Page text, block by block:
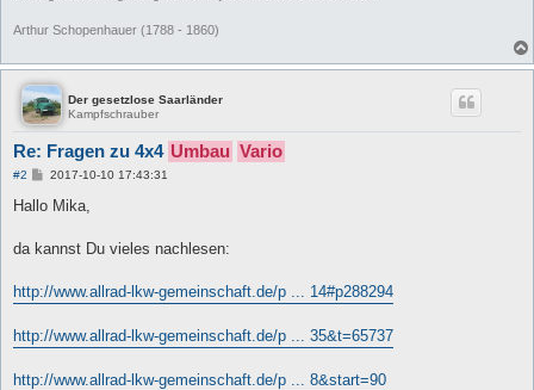
Arthur Schopenhauer (1788 - 1860)
Der gesetzlose Saarländer
Kampfschrauber
Re: Fragen zu 4x4 Umbau Vario
#2
B
i
a
2017-10-10 17:43:31
Hallo Mika,
da kannst Du vieles nachlesen:
http://www.allrad-lkw-gemeinschaft.de/p ... 14#p288294
http://www.allrad-lkw-gemeinschaft.de/p ... 35&t=65737
http://www.allrad-lkw-gemeinschaft.de/p ... 8&start=90